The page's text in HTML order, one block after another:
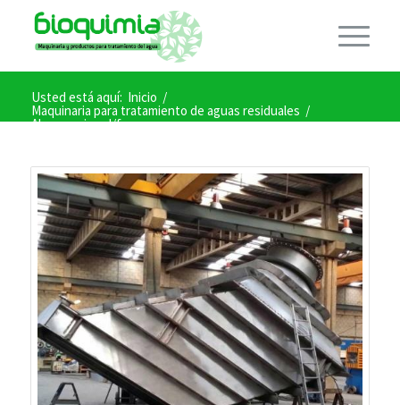
Usted está aquí: Inicio /
Maquinaria para tratamiento de aguas residuales /
Almacenaje cal/fangos